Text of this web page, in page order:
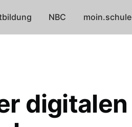
NBC moin.schule
digitalen